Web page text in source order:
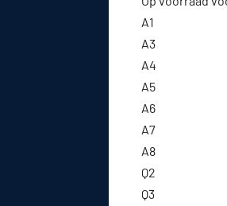
A1
A3
A4
A5
A6
A7
A8
Q2
Q3